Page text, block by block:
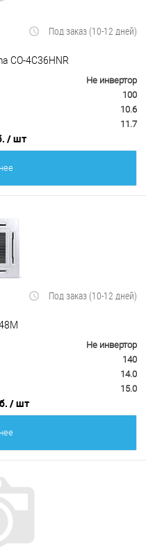
Под заказ (10-12 дней)
CO-4C36HNR
Не инвертор
100
10.6
11.7
/ шт
Под заказ (10-12 дней)
Не инвертор
140
14.0
15.0
/ шт